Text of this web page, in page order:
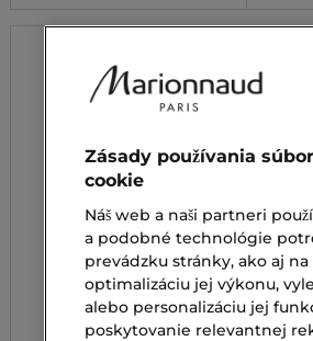
Zásady používania
cookie
Náš web a naši partneri
a podobné technológie
prevádzku stránky, ako aj na
optimalizáciu jej výkonu,
alebo personalizáciu jej
poskytovanie relevantnej